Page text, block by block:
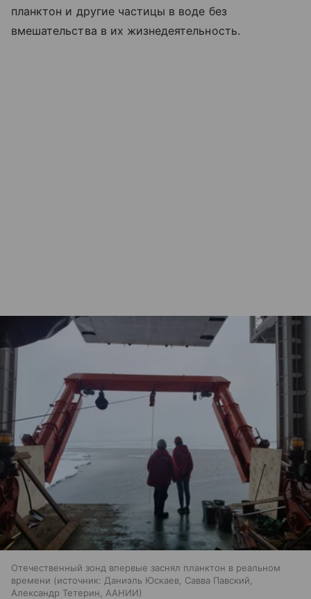
планктон и другие частицы в воде без
вмешательства в их жизнедеятельность.
Отечественный зонд впервые заснял планктон в реальном
времени
источник: Даниэль Юскаев, Савва Павский,
Александр Тетерин, ААНИИ